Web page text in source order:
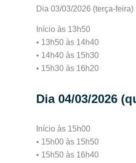
Dia 03/03/2026 (terça-feira)
Início às 13h50
• 13h50 às 14h40
• 14h40 às 15h30
• 15h30 às 16h20
Dia 04/03/2026
Início às 15h00
• 15h00 às 15h50
• 15h50 às 16h40